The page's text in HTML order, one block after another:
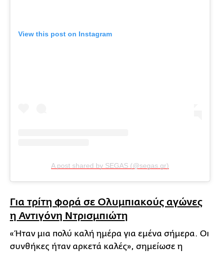
View this post on Instagram
A post shared by SEGAS (@segas.gr)
Για τρίτη φορά σε Ολυμπιακούς αγώνες
η Αντιγόνη Ντρισμπιώτη
«Ήταν μια πολύ καλή ημέρα για εμένα σήμερα. Οι
συνθήκες ήταν αρκετά καλές», σημείωσε η